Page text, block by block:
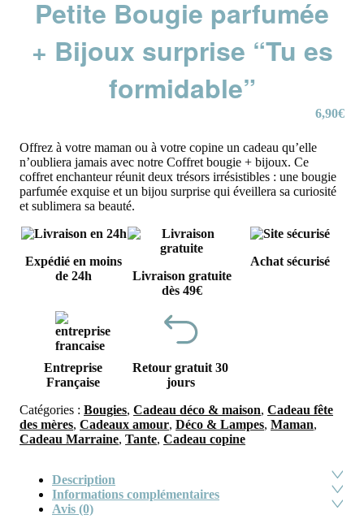
Petite Bougie parfumée
+ Bijoux surprise “Tu es
formidable”
6,90€
Offrez à votre maman ou à votre copine un cadeau qu’elle
n’oubliera jamais avec notre Coffret bougie + bijoux. Ce
coffret enchanteur réunit deux trésors irrésistibles : une bougie
parfumée exquise et un bijou surprise qui éveillera sa curiosité
et sublimera sa beauté.
Expédié en moins
de 24h
Livraison gratuite
dès 49€
Achat sécurisé
Entreprise
Française
Retour gratuit 30
jours
Catégories : Bougies, Cadeau déco & maison, Cadeau fête
des mères, Cadeaux amour, Déco & Lampes, Maman,
Cadeau Marraine, Tante, Cadeau copine
Description
Informations complémentaires
Avis (0)